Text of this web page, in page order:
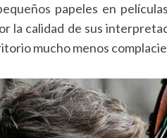
papeles en
la calidad de sus
mucho menos